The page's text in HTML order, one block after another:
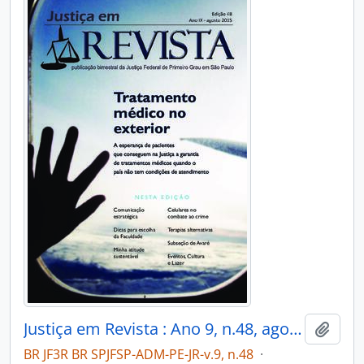
Justiça em Revista : Ano 9, n.48, ago. 2015
BR JF3R BR SPJFSP-ADM-PE-JR-v.9, n.48 ·